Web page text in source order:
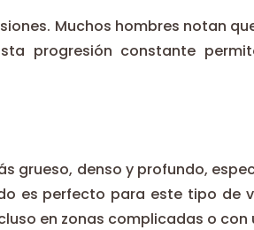
Muchos hombres notan
progresión constante
grueso, denso y profundo,
es perfecto para este tipo de
en zonas complicadas o